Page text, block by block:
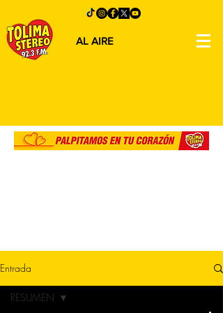
AL AIRE
Entrada
RESUMEN